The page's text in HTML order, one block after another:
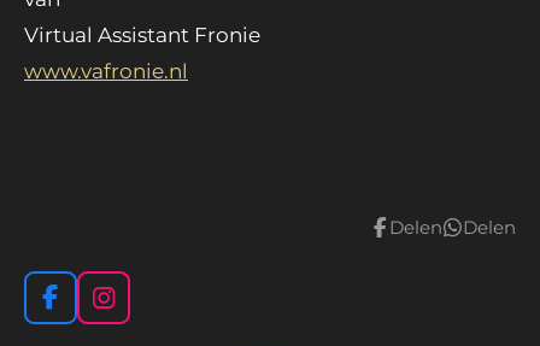
Virtual Assistant Fronie
www.vafronie.nl
Delen Delen
F
a
I
n